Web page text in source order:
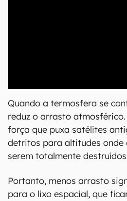
Quando a termosfera se
reduz o arrasto
força que puxa satélites
detritos para altitudes onde
serem totalmente
Portanto, menos arrasto
para o lixo espacial, que